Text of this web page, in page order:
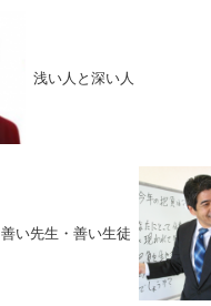
浅い人と深い人
善い先生・善い生徒